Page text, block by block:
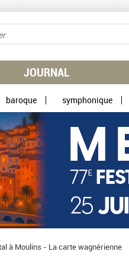
JOURNAL
baroque symphonique
à Moulins - La carte wagnérienne